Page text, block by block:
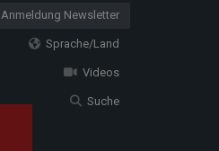
Anmeldung Newsletter
Sprache/Land
Videos
Suche